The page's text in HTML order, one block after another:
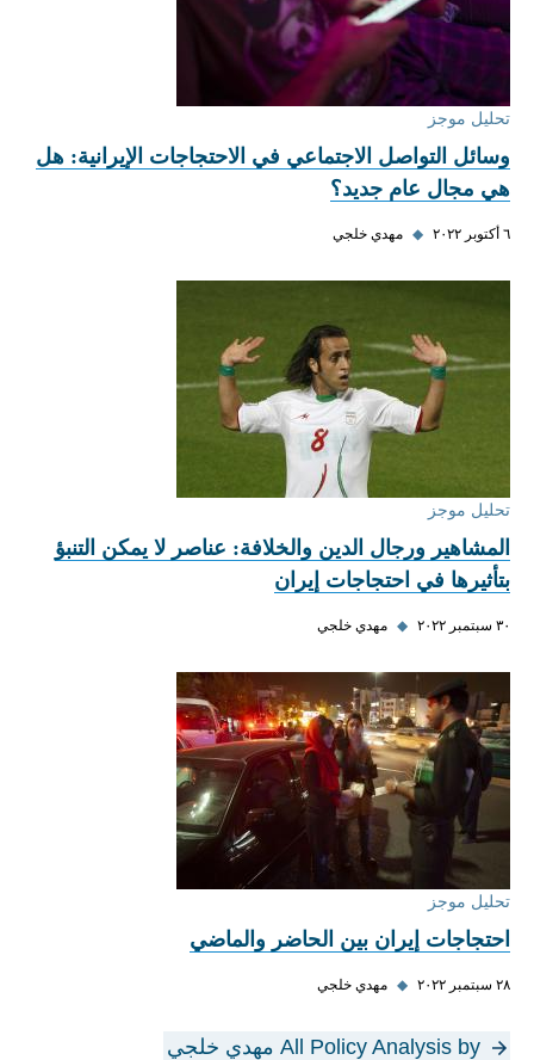
تحليل موجز
وسائل التواصل الاجتماعي في الاحتجاجات الإيرانية: هل
هي مجال عام جديد؟
٦ أكتوبر ٢٠٢٢ ◆ مهدي خلجي
تحليل موجز
المشاهير ورجال الدين والخلافة: عناصر لا يمكن التنبؤ
بتأثيرها في احتجاجات إيران
٣٠ سبتمبر ٢٠٢٢ ◆ مهدي خلجي
تحليل موجز
احتجاجات إيران بين الحاضر والماضي
٢٨ سبتمبر ٢٠٢٢ ◆ مهدي خلجي
All Policy Analysis by مهدي خلجي